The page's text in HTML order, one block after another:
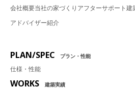
会社概要当社の家づくり アフターサポート建
アドバイザー紹介
PLAN/SPEC プラン・性能
仕様・性能
WORKS 建築実績